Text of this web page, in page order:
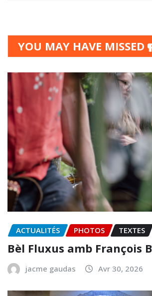
YOU MAY HAVE MISSED
ACTUALITÉS PHOTOS TEXTES
Bèl Fluxus amb François
jacme gaudas Avr 30, 2026